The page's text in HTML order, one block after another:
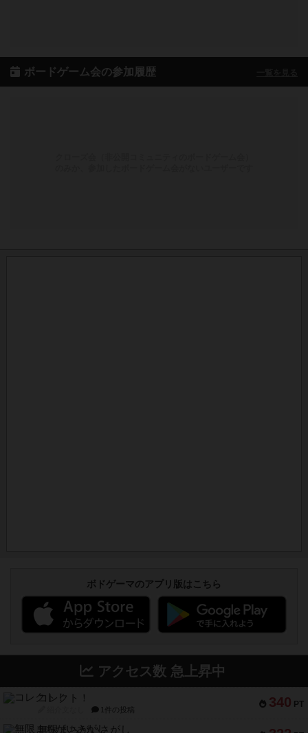
ボードゲーム会の参加履歴
ボドゲーマのアプリ版はこちら
アクセス数 急上昇中
340 PT
コレクト！
1件の投稿
無限まちがいさがし